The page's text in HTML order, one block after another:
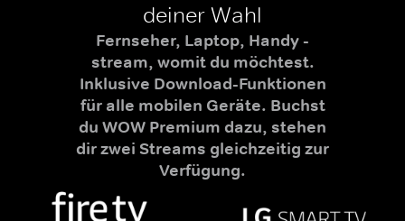
deiner Wahl
Fernseher, Laptop, Handy -
stream, womit du möchtest.
Inklusive Download-Funktionen
für alle mobilen Geräte. Buchst
du WOW Premium dazu, stehen
dir zwei Streams gleichzeitig zur
Verfügung.